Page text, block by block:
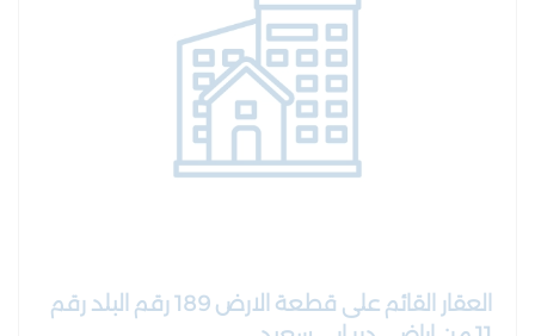
العقار القائم على قطعة الارض 189 رقم البلد رقم